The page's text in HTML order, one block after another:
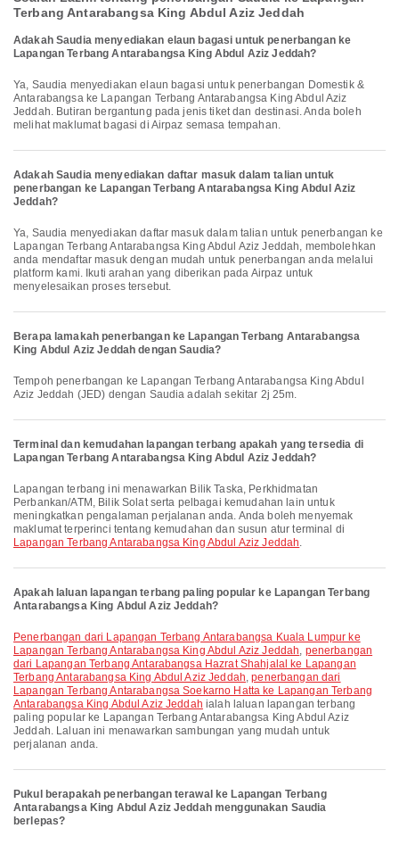
Terbang Antarabangsa King Abdul Aziz Jeddah
Adakah Saudia menyediakan elaun bagasi untuk penerbangan ke
Lapangan Terbang Antarabangsa King Abdul Aziz Jeddah?
Ya, Saudia menyediakan elaun bagasi untuk penerbangan Domestik &
Antarabangsa ke Lapangan Terbang Antarabangsa King Abdul Aziz
Jeddah. Butiran bergantung pada jenis tiket dan destinasi. Anda boleh
melihat maklumat bagasi di Airpaz semasa tempahan.
Adakah Saudia menyediakan daftar masuk dalam talian untuk
penerbangan ke Lapangan Terbang Antarabangsa King Abdul Aziz
Jeddah?
Ya, Saudia menyediakan daftar masuk dalam talian untuk penerbangan ke
Lapangan Terbang Antarabangsa King Abdul Aziz Jeddah, membolehkan
anda mendaftar masuk dengan mudah untuk penerbangan anda melalui
platform kami. Ikuti arahan yang diberikan pada Airpaz untuk
menyelesaikan proses tersebut.
Berapa lamakah penerbangan ke Lapangan Terbang Antarabangsa
King Abdul Aziz Jeddah dengan Saudia?
Tempoh penerbangan ke Lapangan Terbang Antarabangsa King Abdul
Aziz Jeddah (JED) dengan Saudia adalah sekitar 2j 25m.
Terminal dan kemudahan lapangan terbang apakah yang tersedia di
Lapangan Terbang Antarabangsa King Abdul Aziz Jeddah?
Lapangan terbang ini menawarkan Bilik Taska, Perkhidmatan
Perbankan/ATM, Bilik Solat serta pelbagai kemudahan lain untuk
meningkatkan pengalaman perjalanan anda. Anda boleh menyemak
maklumat terperinci tentang kemudahan dan susun atur terminal di
Lapangan Terbang Antarabangsa King Abdul Aziz Jeddah.
Apakah laluan lapangan terbang paling popular ke Lapangan Terbang
Antarabangsa King Abdul Aziz Jeddah?
penerbangan dari Lapangan Terbang Antarabangsa Kuala Lumpur ke
Lapangan Terbang Antarabangsa King Abdul Aziz Jeddah, penerbangan
dari Lapangan Terbang Antarabangsa Hazrat Shahjalal ke Lapangan
Terbang Antarabangsa King Abdul Aziz Jeddah,penerbangan dari
Lapangan Terbang Antarabangsa Soekarno Hatta ke Lapangan Terbang
Antarabangsa King Abdul Aziz Jeddah ialah laluan lapangan terbang
paling popular ke Lapangan Terbang Antarabangsa King Abdul Aziz
Jeddah. Laluan ini menawarkan sambungan yang mudah untuk
perjalanan anda.
Pukul berapakah penerbangan terawal ke Lapangan Terbang
Antarabangsa King Abdul Aziz Jeddah menggunakan Saudia
berlepas?